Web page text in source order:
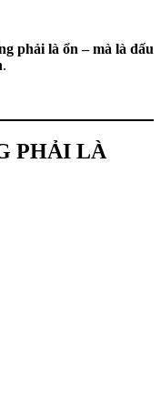
phải là ổn – mà là dấu
.
PHẢI LÀ